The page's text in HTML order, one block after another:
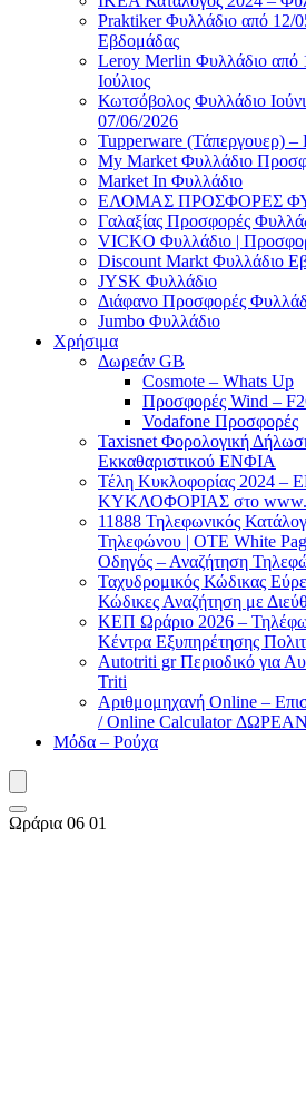
Praktiker Φυλλάδιο από 12/
Εβδομάδας
Leroy Merlin Φυλλάδιο από
Ιούλιος
Κωτσόβολος Φυλλάδιο
07/06/2026
Tupperware (Τάπεργουερ) –
My Market Φυλλάδιο
Market In Φυλλάδιο
ΕΛΟΜΑΣ ΠΡΟΣΦΟΡΕΣ
Γαλαξίας Προσφορές
VICKO Φυλλάδιο |
Discount Markt Φυλλάδιο
JYSK Φυλλάδιο
Διάφανο Προσφορές
Jumbo Φυλλάδιο
Χρήσιμα
Δωρεάν GB
Cosmote – Whats Up
Προσφορές Wind –
Vodafone Προσφορές
Taxisnet Φορολογική
Εκκαθαριστικού EΝΦΙΑ
Τέλη Kυκλοφορίας
ΚΥΚΛΟΦΟΡΙΑΣ στο
11888 Τηλεφωνικός
Τηλεφώνου | OTE White
Οδηγός – Αναζήτηση
Ταχυδρομικός Κώδικας
Κώδικες Αναζήτηση με
ΚΕΠ Ωράριο 2026 –
Κέντρα Εξυπηρέτησης
Autotriti gr Περιοδικό για
Triti
Αριθμομηχανή Online –
/ Online Calculator ΔΩΡΕΑΝ
Μόδα – Ρούχα
Ωράρια 06 01